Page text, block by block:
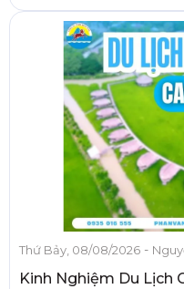
Thứ Bảy, 08/08/2026 -
Kinh Nghiệm Du Lịch